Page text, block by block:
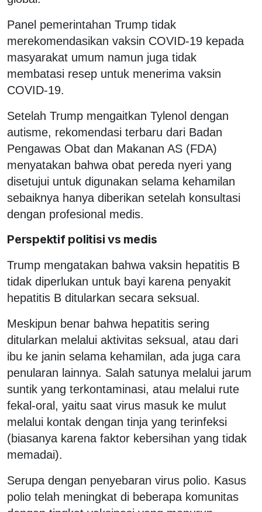
Panel pemerintahan Trump tidak
merekomendasikan vaksin COVID-19 kepada
masyarakat umum namun juga tidak
membatasi resep untuk menerima vaksin
COVID-19.
Setelah Trump mengaitkan Tylenol dengan
autisme, rekomendasi terbaru dari Badan
Pengawas Obat dan Makanan AS (FDA)
menyatakan bahwa obat pereda nyeri yang
disetujui untuk digunakan selama kehamilan
sebaiknya hanya diberikan setelah konsultasi
dengan profesional medis.
Perspektif politisi vs medis
Trump mengatakan bahwa vaksin hepatitis B
tidak diperlukan untuk bayi karena penyakit
hepatitis B ditularkan secara seksual.
Meskipun benar bahwa hepatitis sering
ditularkan melalui aktivitas seksual, atau dari
ibu ke janin selama kehamilan, ada juga cara
penularan lainnya. Salah satunya melalui jarum
suntik yang terkontaminasi, atau melalui rute
fekal-oral, yaitu saat virus masuk ke mulut
melalui kontak dengan tinja yang terinfeksi
(biasanya karena faktor kebersihan yang tidak
memadai).
Serupa dengan penyebaran virus polio. Kasus
polio telah meningkat di beberapa komunitas